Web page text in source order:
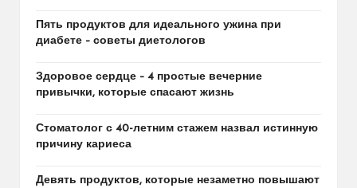
Пять продуктов для идеального ужина при
диабете – советы диетологов
Здоровое сердце – 4 простые вечерние
привычки, которые спасают жизнь
Стоматолог с 40-летним стажем назвал истинную
причину кариеса
Девять продуктов, которые незаметно повышают